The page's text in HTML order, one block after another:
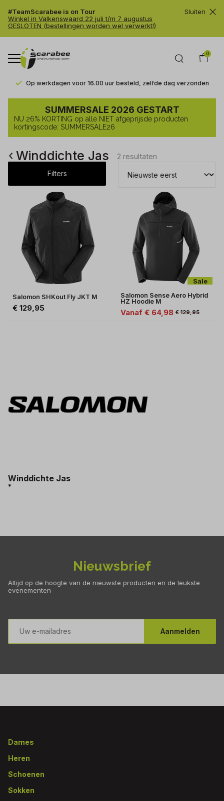
#TeamScarabee is on Tour
Winkel in Valkenswaard 22 juli t/m 7 augustus
GESLOTEN (bestellingen worden wel verwerkt!)
Sluiten
0
Op werkdagen voor 16.00 uur besteld, zelfde dag verzonden
Winddichte
Jas
SUMMERSALE 2026 GESTART
NU 26% KORTING op alle NIET afgeprijsde producten
kortingscode: SUMMERSALE26
Winddichte Jas 2 resultaten
Filters
Salomon SHKout Fly JKT M
€ 129,95
Sale
Salomon Sense Aero Hybrid
HZ Hoodie M
Vanaf € 64,98 € 129,95
Winddichte Jas
*
Nieuwsbrief
Altijd op de hoogte van de nieuwste producten en de leukste
evenementen
E-
mailadres
Aanmelden
Footer
Dames
Heren
Schoenen
Sokken